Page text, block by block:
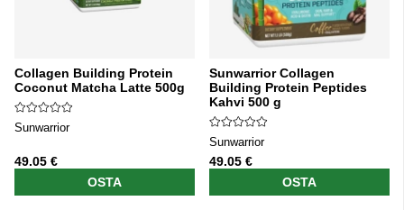
Collagen Building Protein
Coconut Matcha Latte 500g
Sunwarrior
49.05 €
OSTA
Sunwarrior Collagen
Building Protein Peptides
Kahvi 500 g
Sunwarrior
49.05 €
OSTA